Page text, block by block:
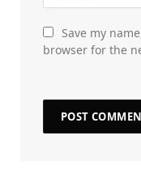
Save my
browser for the